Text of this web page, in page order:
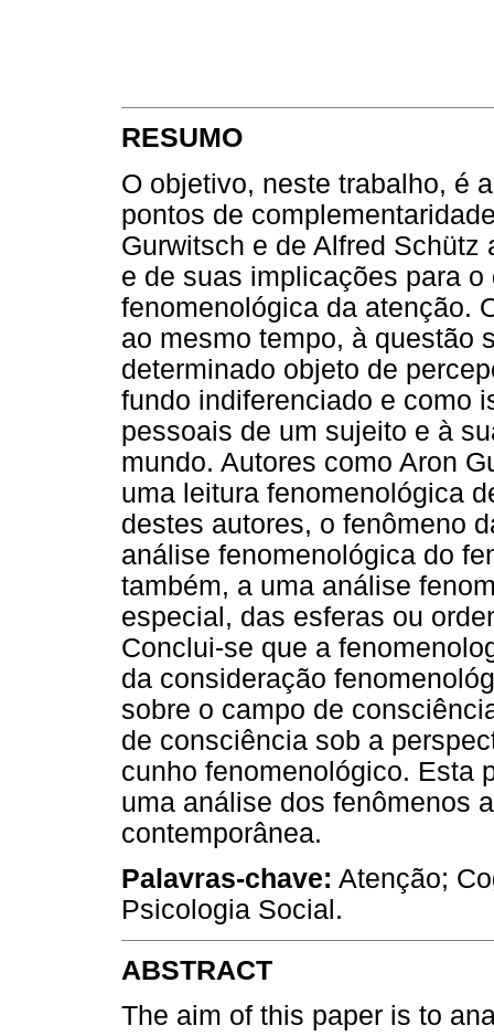
RESUMO
O objetivo, neste trabalho, é
pontos de
Gurwitsch e de Alfred
e de suas implicações para
fenomenológica da atenção.
ao mesmo tempo, à questão
determinado objeto de
fundo indiferenciado e como
pessoais de um sujeito e à
mundo. Autores como Aron
uma leitura fenomenológica
destes autores, o fenômeno
análise fenomenológica do
também, a uma análise
especial, das esferas ou
Conclui-se que a
da consideração
sobre o campo de
de consciência sob a
cunho fenomenológico. Esta
uma análise dos fenômenos
contemporânea.
Palavras-chave: Atenção;
Psicologia Social.
ABSTRACT
The aim of this paper is to